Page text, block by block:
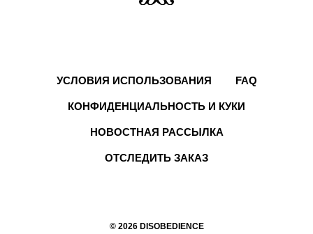
УСЛОВИЯ ИСПОЛЬЗОВАНИЯ FAQ
КОНФИДЕНЦИАЛЬНОСТЬ И КУКИ
НОВОСТНАЯ РАССЫЛКА
ОТСЛЕДИТЬ ЗАКАЗ
© 2026 DISOBEDIENCE